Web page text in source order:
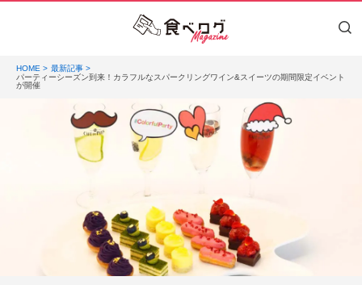
HOME
最新記事
パーティーシーズン到来！カラフルなスパークリングワイン&スイーツの期間限定イベント
が開催